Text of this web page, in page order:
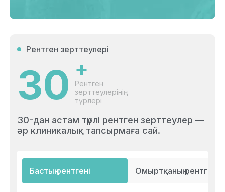
Рентген зерттеулері
30 +
Рентген
зерттеулерінің
түрлері
30-дан астам түрлі рентген зерттеулер —
әр клиникалық тапсырмаға сай.
Бастың рентгені Омыртқаның рентгені